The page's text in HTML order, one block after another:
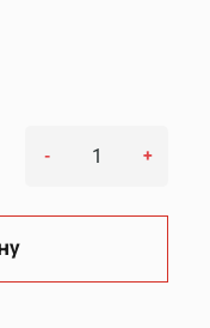
- +